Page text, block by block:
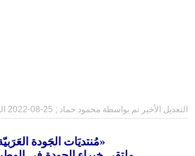
التعديل الأخير تم بواسطة محمود حماد ; 25-08-2022 الساعة
«مُنتديَات الجَودة